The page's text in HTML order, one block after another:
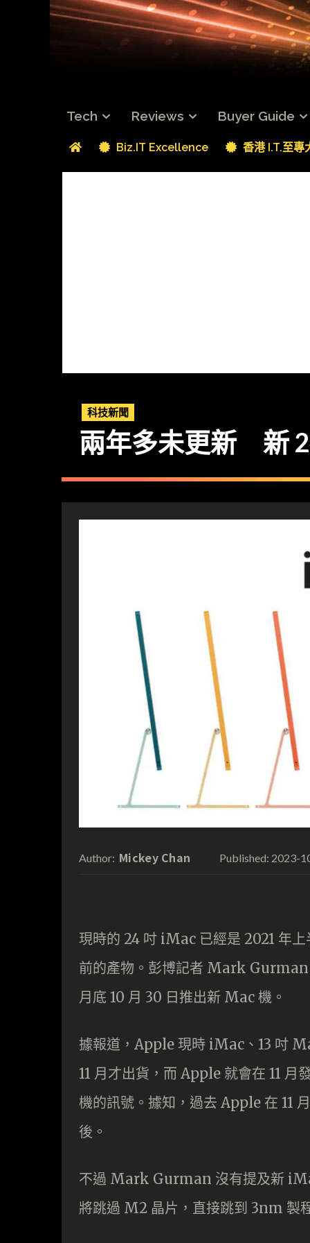
Tech Reviews Buyer Guide
Biz.IT Excellence 香港 I.T.至專
科技新聞
兩年多未更新 新
Author: Mickey Chan Published: 2023-
現時的 24 吋 iMac 已經是 2021 年
前的產物。彭博記者 Mark Gurman
月底 10 月 30 日推出新 Mac 機。
據報道，Apple 現時 iMac、13 吋
11 月才出貨，而 Apple 就會在 11
機的訊號。據知，過去 Apple 在 11
後。
不過 Mark Gurman 沒有提及新
將跳過 M2 晶片，直接跳到 3nm 製